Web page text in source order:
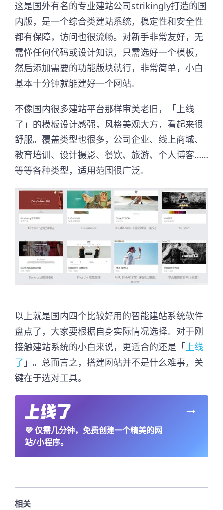
这是国外有名的专业建站公司strikingly打造的国
内版，是一个综合类建站系统，稳定性和安全性
都有保障，访问也很流畅。对新手非常友好，无
需懂任何代码或设计知识，只需选好一个模板，
然后添加需要的功能版块就行，非常简单，小白
基本十分钟就能建好一个网站。
不像国内很多建站平台那样审美老旧，「上线
了」的模板设计感强，风格美观大方，看起来很
舒服。覆盖类型也很多，公司企业、线上商城、
教育培训、设计摄影、餐饮、旅游、个人博客……
等等各种类型，适用范围很广泛。
以上就是国内四个比较好用的智能建站系统软件
盘点了，大家要根据自身实际情况选择。对于刚
接触建站系统的小白来说，更适合的还是「上线
了 」。总而言之，搭建网站并不是什么难事，关
键在于选对工具。
💜仅需几分钟，免费创建一个精美的网
站/小程序。
→
相关